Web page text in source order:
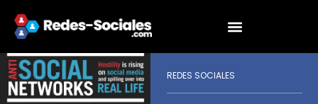
REDES SOCIALES